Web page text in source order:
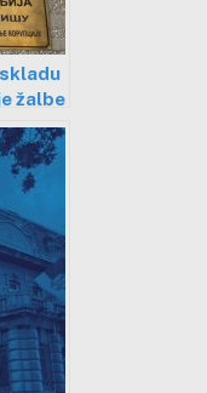
žalbe